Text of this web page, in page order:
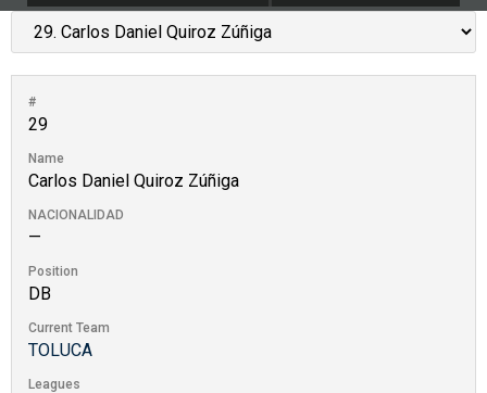
#
29
Name
Carlos Daniel Quiroz Zúñiga
NACIONALIDAD
—
Position
DB
Current Team
TOLUCA
Leagues